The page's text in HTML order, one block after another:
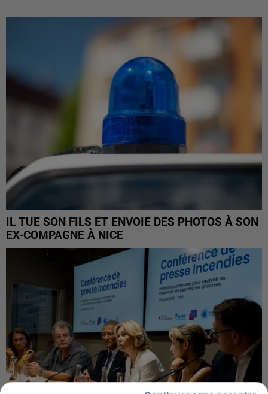
IL TUE SON FILS ET ENVOIE DES PHOTOS À SON
EX-COMPAGNE À NICE